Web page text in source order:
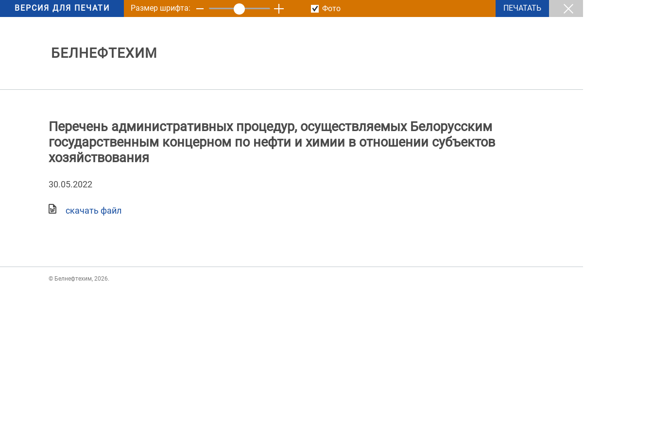
ВЕРСИЯ ДЛЯ ПЕЧАТИ Размер шрифта: Фото ПЕЧАТАТЬ
БЕЛНЕФТЕХИМ
Перечень административных процедур, осуществляемых Белорусским
государственным концерном по нефти и химии в отношении субъектов
хозяйствования
30.05.2022
скачать файл
© Белнефтехим, 2026.